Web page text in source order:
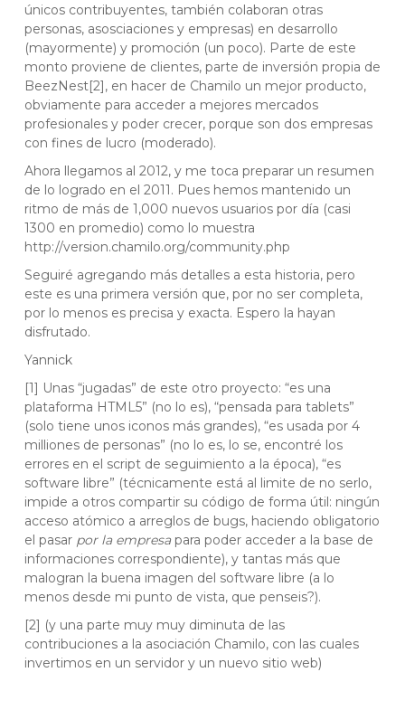
únicos contribuyentes, también colaboran otras
personas, asosciaciones y empresas) en desarrollo
(mayormente) y promoción (un poco). Parte de este
monto proviene de clientes, parte de inversión propia de
BeezNest[2], en hacer de Chamilo un mejor producto,
obviamente para acceder a mejores mercados
profesionales y poder crecer, porque son dos empresas
con fines de lucro (moderado).
Ahora llegamos al 2012, y me toca preparar un resumen
de lo logrado en el 2011. Pues hemos mantenido un
ritmo de más de 1,000 nuevos usuarios por día (casi
1300 en promedio) como lo muestra
http://version.chamilo.org/community.php
Seguiré agregando más detalles a esta historia, pero
este es una primera versión que, por no ser completa,
por lo menos es precisa y exacta. Espero la hayan
disfrutado.
Yannick
[1] Unas “jugadas” de este otro proyecto: “es una
plataforma HTML5” (no lo es), “pensada para tablets”
(solo tiene unos iconos más grandes), “es usada por 4
milliones de personas” (no lo es, lo se, encontré los
errores en el script de seguimiento a la época), “es
software libre” (técnicamente está al limite de no serlo,
impide a otros compartir su código de forma útil: ningún
acceso atómico a arreglos de bugs, haciendo obligatorio
el pasar por la empresapara poder acceder a la base de
informaciones correspondiente), y tantas más que
malogran la buena imagen del software libre (a lo
menos desde mi punto de vista, que penseis?).
[2] (y una parte muy muy diminuta de las
contribuciones a la asociación Chamilo, con las cuales
invertimos en un servidor y un nuevo sitio web)